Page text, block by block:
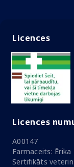
Licences
Licences
A00147
Farmaceits:
Sertifikāts